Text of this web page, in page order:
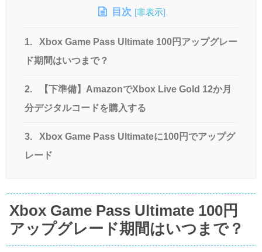
目次 [非表示]
1.
Xbox Game Pass Ultimate 100円アップグレー
ド期間はいつまで？
2.
【下準備】AmazonでXbox Live Gold 12か月
分デジタルコードを購入する
3.
Xbox Game Pass Ultimateに100円でアップグ
レード
Xbox Game Pass Ultimate 100円
アップグレード期間はいつまで？